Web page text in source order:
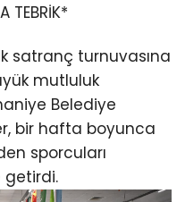
TEBRİK*
satranç turnuvasına
mutluluk
Belediye
bir hafta boyunca
sporcuları
getirdi.